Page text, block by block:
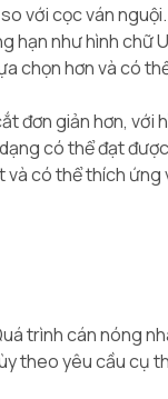
với cọc ván
hạn như hình chữ
chọn hơn và có
đơn giản hơn, với
có thể đạt
có thể thích
trình cán nóng
theo yêu cầu cụ